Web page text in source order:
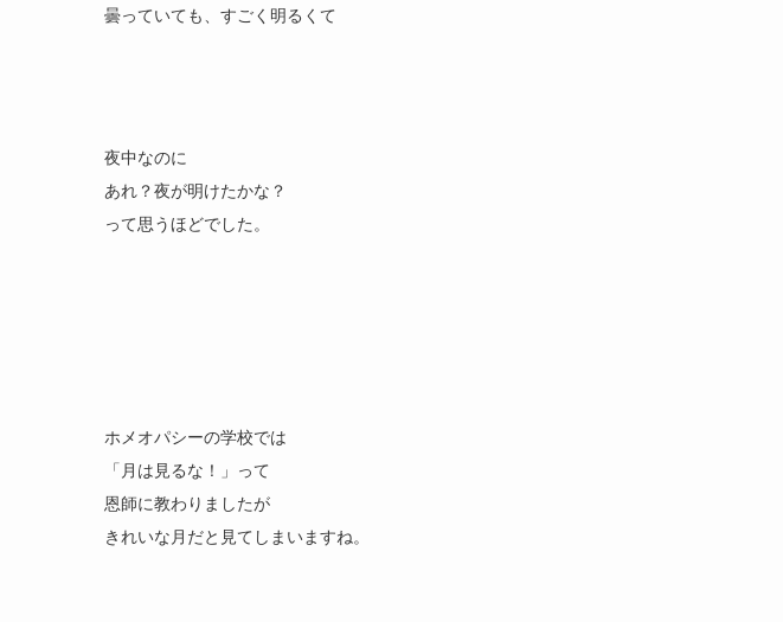
曇っていても、すごく明るくて
夜中なのに
あれ？夜が明けたかな？
って思うほどでした。
ホメオパシーの学校では
「月は見るな！」って
恩師に教わりましたが
きれいな月だと見てしまいますね。